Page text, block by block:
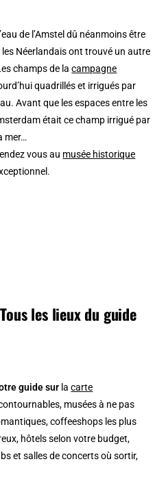
de l’Amstel dû néanmoins être
Néerlandais ont trouvé un autre
champs de lacampagne
quadrillés et irrigués par
Avant que les espaces entre les
était ce champ irrigué par
mer…
vous au musée historique
les lieux du guide
guide sur lacarte
musées à ne pas
coffeeshops les plus
hôtels selon votre budget,
et salles de concerts où sortir,